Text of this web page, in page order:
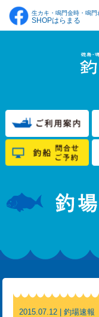
生カキ・鳴門金時・鳴門
SHOPはらまる
2015.07.12 | 釣場速報